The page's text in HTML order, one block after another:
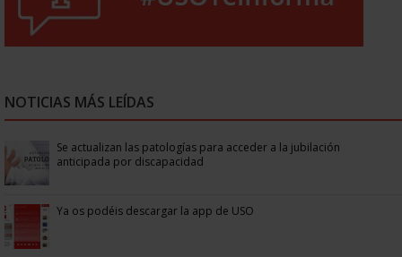
NOTICIAS MÁS LEÍDAS
Se actualizan las patologías para acceder a la jubilación
anticipada por discapacidad
Ya os podéis descargar la app de USO